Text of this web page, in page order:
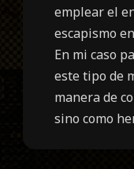
emplear el
escapismo
En mi caso
este tipo de
manera de
sino como